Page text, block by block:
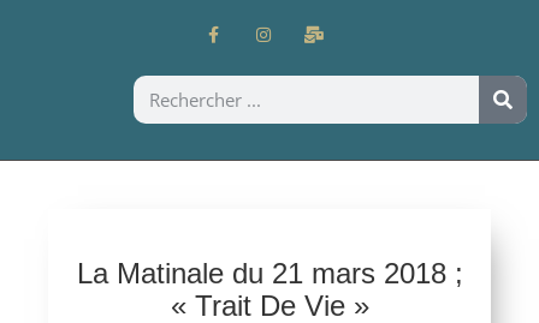
La Matinale du 21 mars 2018 ;
« Trait De Vie »